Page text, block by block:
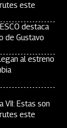
este
destaca
de Gustavo
al estreno
VII: Estas son
este